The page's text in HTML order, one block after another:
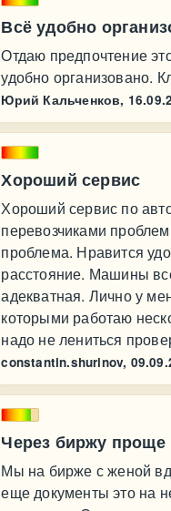
Всё удобно
Отдаю предпочтение
удобно организовано.
Юрий Кальченков,
Хороший сервис
Хороший сервис по
перевозчиками
проблема. Нравится
расстояние. Машины
адекватная. Лично у
которыми работаю
надо не лениться
constantin.shurinov,
Через биржу проще
Мы на бирже с женой
еще документы это на